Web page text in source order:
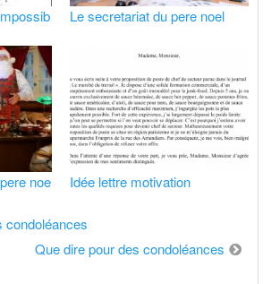
Le secretariat du pere noel
noe
Idée lettre motivation
condoléances
Que dire pour des condoléances